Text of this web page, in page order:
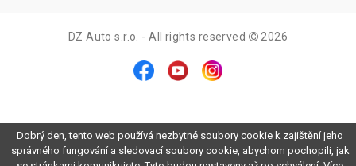
DZ Auto s.r.o. - All rights reserved 2026
Dobrý den, tento web používá nezbytné soubory cookie k zajištění jeho
správného fungování a sledovací soubory cookie, abychom pochopili, jak